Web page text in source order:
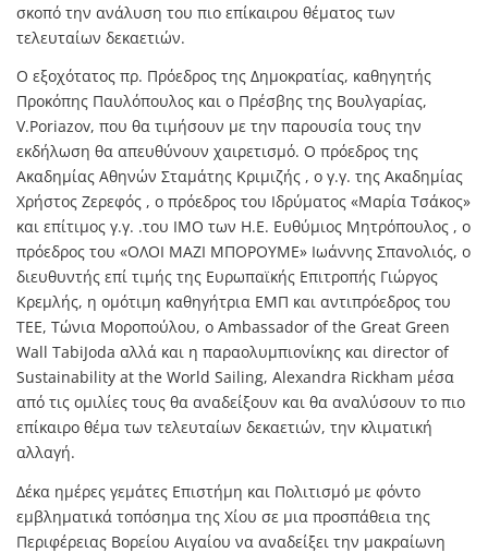
σκοπό την ανάλυση του πιο επίκαιρου θέματος των
τελευταίων δεκαετιών.
Ο εξοχότατος πρ. Πρόεδρος της Δημοκρατίας, καθηγητής
Προκόπης Παυλόπουλος και ο Πρέσβης της Βουλγαρίας,
V.Poriazov, που θα τιμήσουν με την παρουσία τους την
εκδήλωση θα απευθύνουν χαιρετισμό. Ο πρόεδρος της
Ακαδημίας Αθηνών Σταμάτης Κριμιζής , ο γ.γ. της Ακαδημίας
Χρήστος Ζερεφός , ο πρόεδρος του Ιδρύματος «Μαρία Τσάκος»
και επίτιμος γ.γ. .του IMO των Η.Ε. Ευθύμιος Μητρόπουλος , ο
πρόεδρος του «ΟΛΟΙ ΜΑΖΙ ΜΠΟΡΟΥΜΕ» Ιωάννης Σπανολιός, ο
διευθυντής επί τιμής της Ευρωπαϊκής Επιτροπής Γιώργος
Κρεμλής, η ομότιμη καθηγήτρια ΕΜΠ και αντιπρόεδρος του
ΤΕΕ, Τώνια Μοροπούλου, ο Ambassador of the Great Green
Wall TabiJoda αλλά και η παραολυμπιονίκης και director of
Sustainability at the World Sailing, Alexandra Rickham μέσα
από τις ομιλίες τους θα αναδείξουν και θα αναλύσουν το πιο
επίκαιρο θέμα των τελευταίων δεκαετιών, την κλιματική
αλλαγή.
Δέκα ημέρες γεμάτες Επιστήμη και Πολιτισμό με φόντο
εμβληματικά τοπόσημα της Χίου σε μια προσπάθεια της
Περιφέρειας Βορείου Αιγαίου να αναδείξει την μακραίωνη